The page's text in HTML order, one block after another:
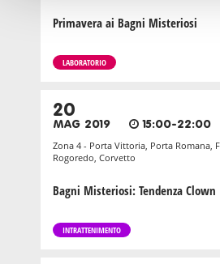
Primavera ai Bagni Misteriosi
LABORATORIO
20
MAG 2019 15:00-22:00
Zona 4 - Porta Vittoria, Porta Romana,
Rogoredo, Corvetto
Bagni Misteriosi: Tendenza Clown
INTRATTENIMENTO